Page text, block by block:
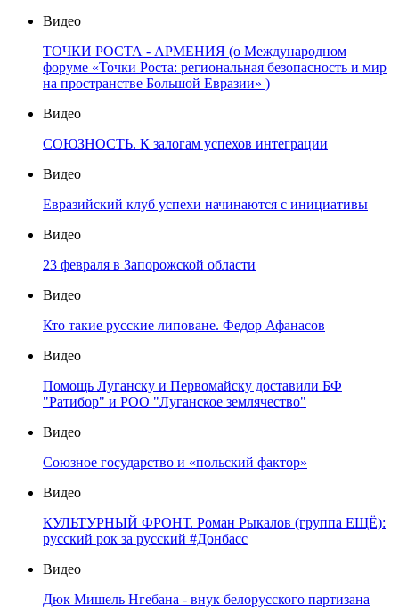
Видео
ТОЧКИ РОСТА - АРМЕНИЯ (о Международном
форуме «Точки Роста: региональная безопасность и мир
на пространстве Большой Евразии» )
Видео
СОЮЗНОСТЬ. К залогам успехов интеграции
Видео
Евразийский клуб успехи начинаются с инициативы
Видео
23 февраля в Запорожской области
Видео
Кто такие русские липоване. Федор Афанасов
Видео
Помощь Луганску и Первомайску доставили БФ
"Ратибор" и РОО "Луганское землячество"
Видео
Союзное государство и «польский фактор»
Видео
КУЛЬТУРНЫЙ ФРОНТ. Роман Рыкалов (группа ЕЩЁ):
русский рок за русский #Донбасс
Видео
Дюк Мишель Нгебана - внук белорусского партизана